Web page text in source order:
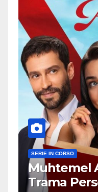
SERIE IN CORSO
Muhtemel
Trama